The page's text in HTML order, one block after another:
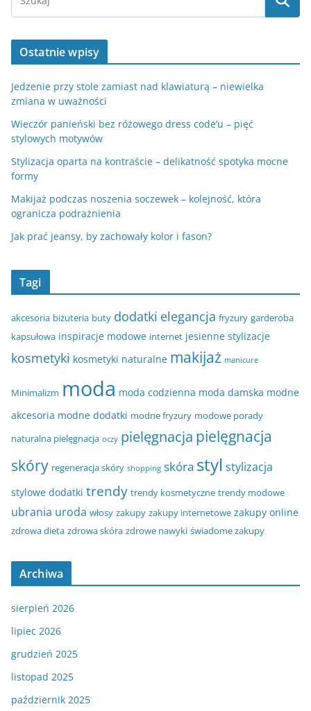
Ostatnie wpisy
Jedzenie przy stole zamiast nad klawiaturą – niewielka
zmiana w uważności
Wieczór panieński bez różowego dress code’u – pięć
stylowych motywów
Stylizacja oparta na kontraście – delikatność spotyka mocne
formy
Makijaż podczas noszenia soczewek – kolejność, która
ogranicza podrażnienia
Jak prać jeansy, by zachowały kolor i fason?
Tagi
akcesoria biżuteria buty dodatki elegancja fryzury garderoba
kapsułowa inspiracje modowe internet jesienne stylizacje
kosmetyki kosmetyki naturalne makijaż manicure
Minimalizm moda moda codzienna moda damska modne
akcesoria modne dodatki modne fryzury modowe porady
naturalna pielęgnacja oczy pielęgnacja pielęgnacja
skóry regeneracja skóry shopping skóra styl stylizacja
stylowe dodatki trendy trendy kosmetyczne trendy modowe
ubrania uroda włosy zakupy zakupy internetowe zakupy online
zdrowa dieta zdrowa skóra zdrowe nawyki świadome zakupy
Archiwa
sierpień 2026
lipiec 2026
grudzień 2025
listopad 2025
październik 2025